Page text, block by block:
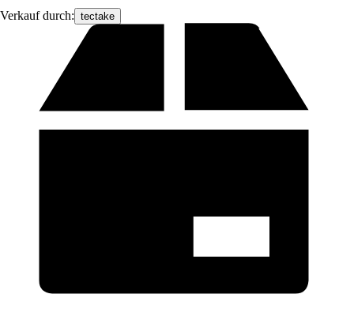
Verkauf durch: tectake